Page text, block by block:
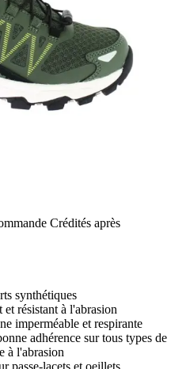
Crédités après
synthétiques
résistant à l'abrasion
imperméable et respirante
adhérence sur tous types de
à l'abrasion